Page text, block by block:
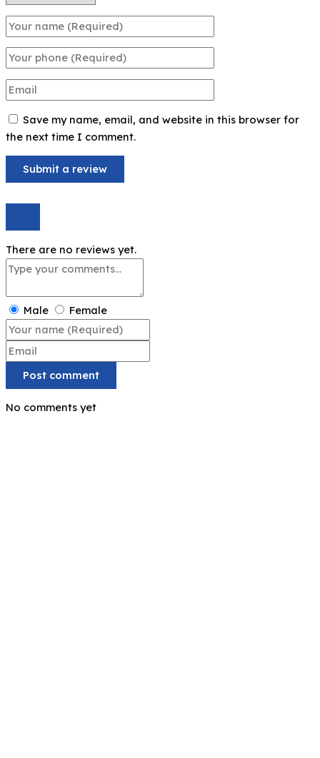
Save my name, email, and website in this browser for
the next time I comment.
There are no reviews yet.
Male Female
Post comment
No comments yet